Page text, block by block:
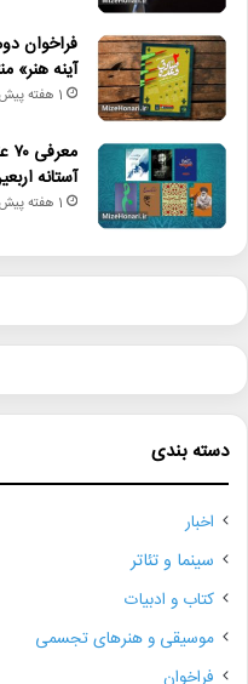
فراخوان
آینه هنر»
1 هفته پیش
آستانه
1 هفته پیش
دسته بندی
اخبار
سینما و تئاتر
کتاب و ادبیات
موسیقی و هنرهای تجسمی
فراخوان